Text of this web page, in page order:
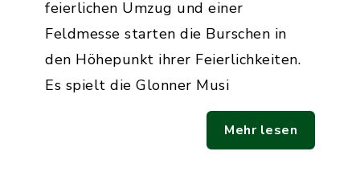
feierlichen Umzug und einer
Feldmesse starten die Burschen in
den Höhepunkt ihrer Feierlichkeiten.
Es spielt die Glonner Musi
Mehr lesen